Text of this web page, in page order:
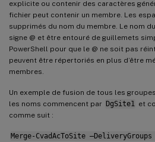
explicite ou contenir des caractères
fichier peut contenir un membre. Les
supprimés du nom du membre. Le nom
signe @ et être entouré de guillemets
PowerShell pour que le @ ne soit pas
peuvent être répertoriés en plus d’être
membres.
Un exemple de fusion de tous les
les noms commencent par DgSite1 et
comme suit :
Merge-CvadAcToSite –DeliveryGroups